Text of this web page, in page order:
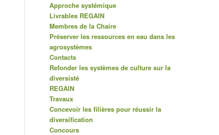
Approche systémique
Livrables REGAIN
Membres de la Chaire
Préserver les ressources en eau dans les
agrosystèmes
Contacts
Refonder les systèmes de culture sur la
diversisté
REGAIN
Travaux
Concevoir les filières pour réussir la
diversification
Concours